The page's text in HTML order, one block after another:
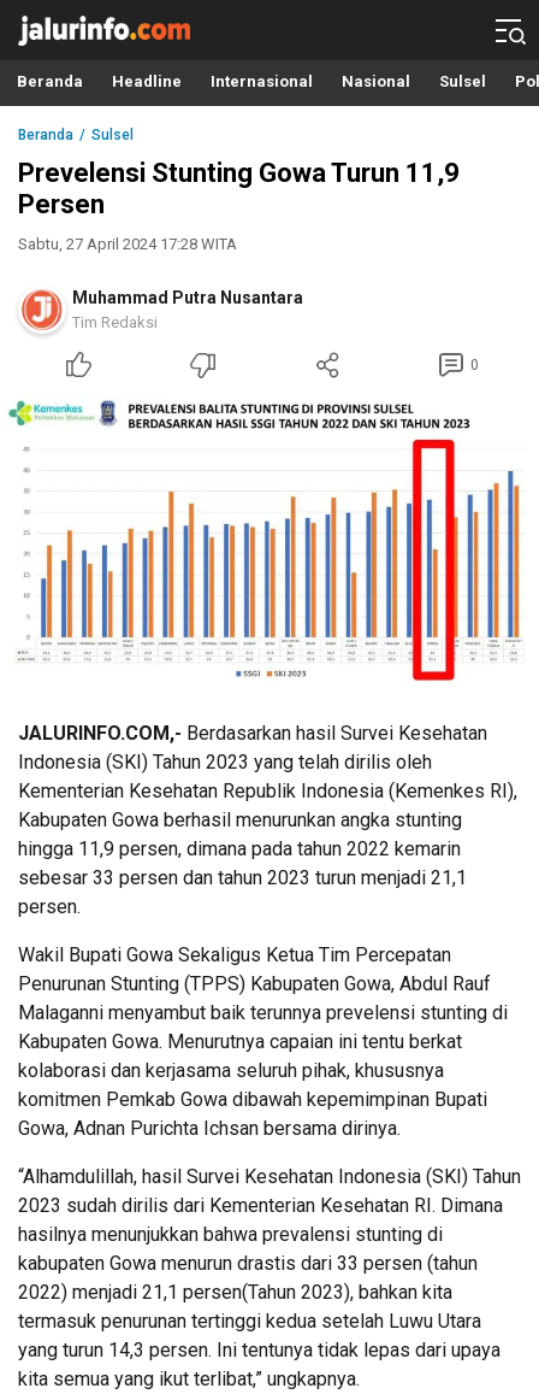
Info Terbaru, Berita Terkini Hari Ini, Jalurinfo.com
Terkini, Akurat dan Terpercaya
Beranda Headline Internasional Nasional Sulsel
Beranda Sulsel
Prevelensi Stunting Gowa Turun 11,9
Persen
Sabtu, 27 April 2024 17:28 WITA
Muhammad Putra Nusantara
Tim Redaksi
0
JALURINFO.COM,- Berdasarkan hasil Survei Kesehatan
Indonesia (SKI) Tahun 2023 yang telah dirilis oleh
Kementerian Kesehatan Republik Indonesia (Kemenkes RI),
Kabupaten Gowa berhasil menurunkan angka stunting
hingga 11,9 persen, dimana pada tahun 2022 kemarin
sebesar 33 persen dan tahun 2023 turun menjadi 21,1
persen.
Wakil Bupati Gowa Sekaligus Ketua Tim Percepatan
Penurunan Stunting (TPPS) Kabupaten Gowa, Abdul Rauf
Malaganni menyambut baik terunnya prevelensi stunting di
Kabupaten Gowa. Menurutnya capaian ini tentu berkat
kolaborasi dan kerjasama seluruh pihak, khususnya
komitmen Pemkab Gowa dibawah kepemimpinan Bupati
Gowa, Adnan Purichta Ichsan bersama dirinya.
“Alhamdulillah, hasil Survei Kesehatan Indonesia (SKI) Tahun
2023 sudah dirilis dari Kementerian Kesehatan RI. Dimana
hasilnya menunjukkan bahwa prevalensi stunting di
kabupaten Gowa menurun drastis dari 33 persen (tahun
2022) menjadi 21,1 persen(Tahun 2023), bahkan kita
termasuk penurunan tertinggi kedua setelah Luwu Utara
yang turun 14,3 persen. Ini tentunya tidak lepas dari upaya
kita semua yang ikut terlibat,” ungkapnya.